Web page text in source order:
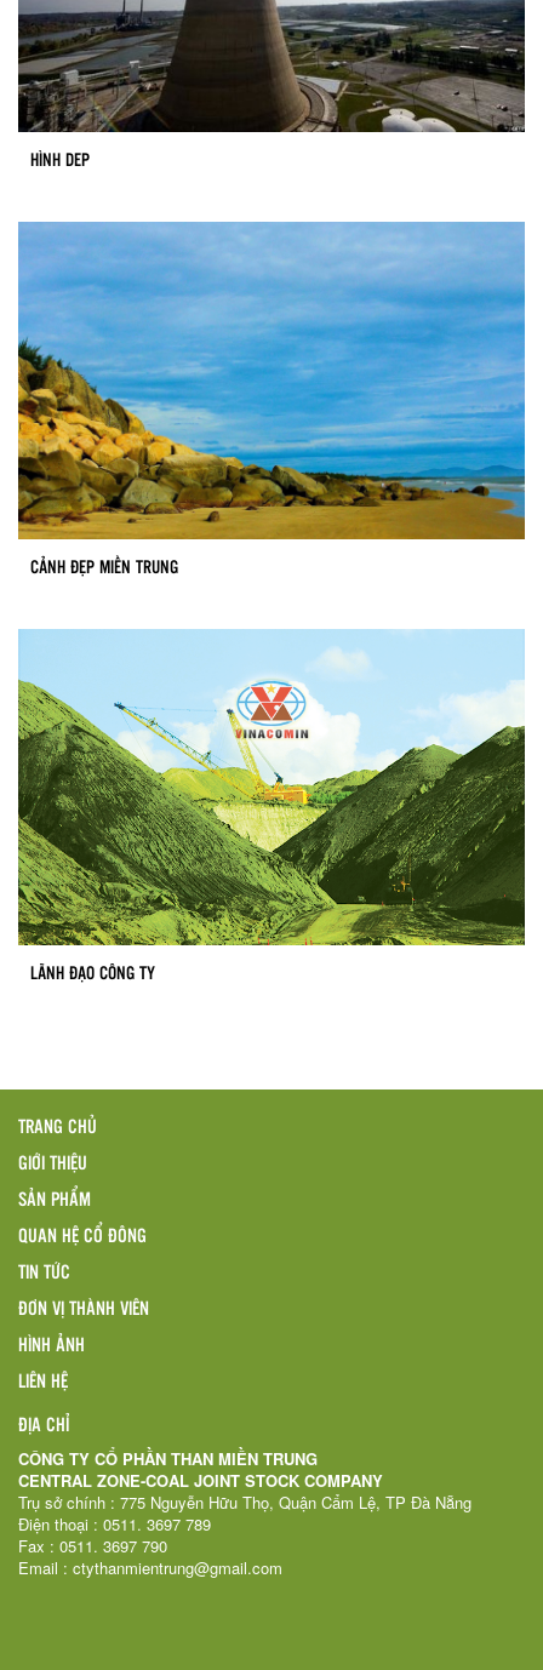
HÌNH DEP
CẢNH ĐẸP MIỀN TRUNG
LÃNH ĐẠO CÔNG TY
TRANG CHỦ
GIỚI THIỆU
SẢN PHẨM
QUAN HỆ CỔ ĐÔNG
TIN TỨC
ĐƠN VỊ THÀNH VIÊN
HÌNH ẢNH
LIÊN HỆ
ĐỊA CHỈ
CÔNG TY CỔ PHẦN THAN MIỀN TRUNG
CENTRAL ZONE-COAL JOINT STOCK COMPANY
Trụ sở chính : 775 Nguyễn Hữu Thọ, Quận Cẩm Lệ, TP Đà Nẵng
Điện thoại : 0511. 3697 789
Fax : 0511. 3697 790
Email : ctythanmientrung@gmail.com